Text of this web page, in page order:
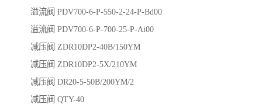
溢流阀 PDV700-6-P-550-2-24-P-Bd00
溢流阀 PDV700-6-P-700-25-P-Ai00
减压阀 ZDR10DP2-40B/150YM
减压阀 ZDR10DP2-5X/210YM
减压阀 DR20-5-50B/200YM/2
减压阀 QTY-40